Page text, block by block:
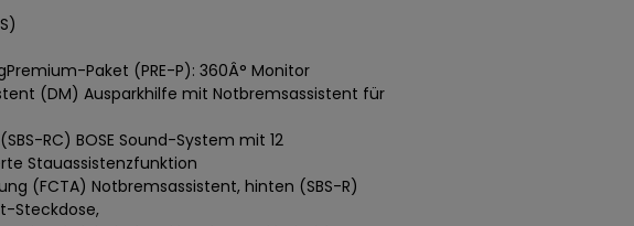
Paket (PRE-P): 360Â° Monitor
(DM) Ausparkhilfe mit Notbremsassistent für
RC) BOSE Sound-System mit 12
Stauassistenzfunktion
(FCTA) Notbremsassistent, hinten (SBS-R)
Steckdose,